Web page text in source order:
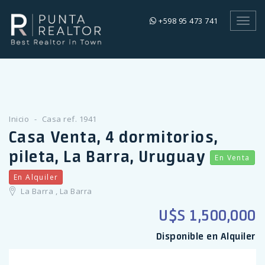
+598 95 473 741
Inicio Casa ref. 1941
Casa Venta, 4 dormitorios,
pileta, La Barra, Uruguay En Venta
En Alquiler
La Barra , La Barra
U$S 1,500,000
Disponible en Alquiler